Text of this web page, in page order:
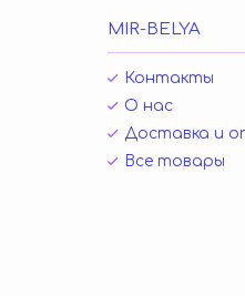
MIR-BELYA
Контакты
О нас
Доставка и
Все товары